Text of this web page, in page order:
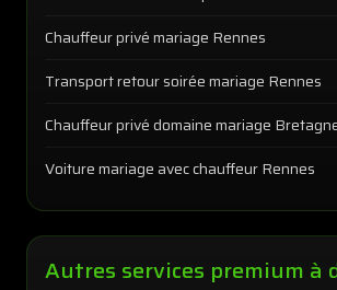
Chauffeur privé mariage Rennes
Transport retour soirée mariage Rennes
Chauffeur privé domaine mariage
Voiture mariage avec chauffeur Rennes
Autres services premium à